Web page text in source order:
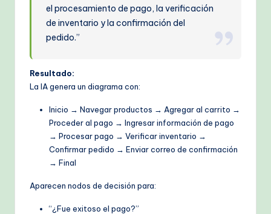
el procesamiento de pago, la verificación
de inventario y la confirmación del
pedido.”
Resultado:
La IA genera un diagrama con:
Inicio → Navegar productos → Agregar al carrito →
Proceder al pago → Ingresar información de pago
→ Procesar pago → Verificar inventario →
Confirmar pedido → Enviar correo de confirmación
→ Final
Aparecen nodos de decisión para:
“¿Fue exitoso el pago?”